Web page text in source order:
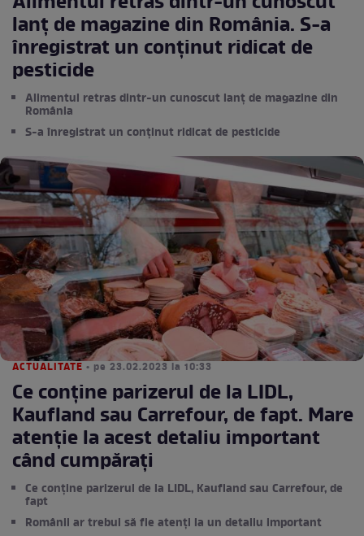
lanț de magazine din România. S-a
înregistrat un conținut ridicat de
pesticide
Alimentul retras dintr-un cunoscut lanț de magazine din
România
S-a înregistrat un conținut ridicat de pesticide
ACTUALITATE • pe 23.02.2023 la 10:33
Ce conține parizerul de la LIDL,
Kaufland sau Carrefour, de fapt. Mare
atenție la acest detaliu important
când cumpărați
Ce conține parizerul de la LIDL, Kaufland sau Carrefour, de
fapt
Românii ar trebui să fie atenți la un detaliu important